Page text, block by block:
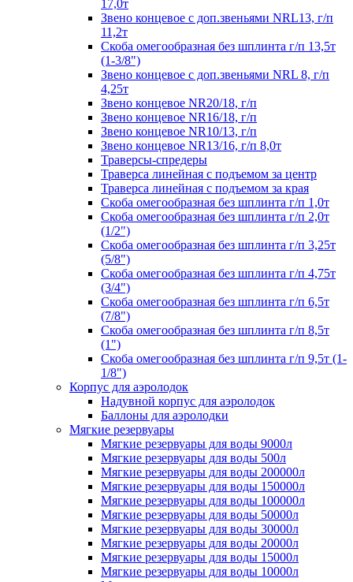
17,0т
Звено концевое с доп.звеньями NRL13, г/п
11,2т
Скоба омегообразная без шплинта г/п 13,5т
(1-3/8")
Звено концевое с доп.звеньями NRL 8, г/п
4,25т
Звено концевое NR20/18, г/п
Звено концевое NR16/18, г/п
Звено концевое NR10/13, г/п
Звено концевое NR13/16, г/п 8,0т
Траверсы-спредеры
Траверса линейная с подъемом за центр
Траверса линейная с подъемом за края
Скоба омегообразная без шплинта г/п 1,0т
Скоба омегообразная без шплинта г/п 2,0т
(1/2")
Скоба омегообразная без шплинта г/п 3,25т
(5/8")
Скоба омегообразная без шплинта г/п 4,75т
(3/4")
Скоба омегообразная без шплинта г/п 6,5т
(7/8")
Скоба омегообразная без шплинта г/п 8,5т
(1")
Скоба омегообразная без шплинта г/п 9,5т (1-
1/8")
Корпус для аэролодок
Надувной корпус для аэролодок
Баллоны для аэролодки
Мягкие резервуары
Мягкие резервуары для воды 9000л
Мягкие резервуары для воды 500л
Мягкие резервуары для воды 200000л
Мягкие резервуары для воды 150000л
Мягкие резервуары для воды 100000л
Мягкие резервуары для воды 50000л
Мягкие резервуары для воды 30000л
Мягкие резервуары для воды 20000л
Мягкие резервуары для воды 15000л
Мягкие резервуары для воды 10000л